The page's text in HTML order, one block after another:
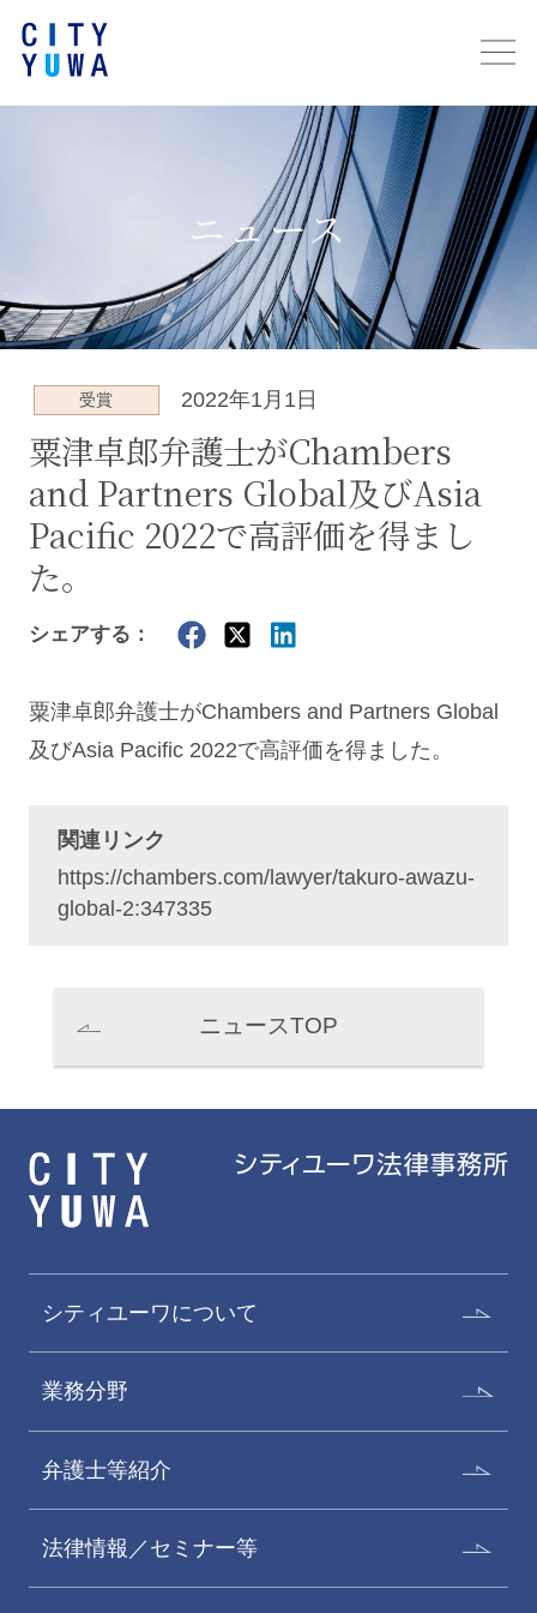
ニュース
受賞 2022年1月1日
粟津卓郎弁護士がChambers
and Partners Global及びAsia
Pacific 2022で高評価を得まし
た。
シェアする：
粟津卓郎弁護士がChambers and Partners Global
及びAsia Pacific 2022で高評価を得ました。
関連リンク
https://chambers.com/lawyer/takuro-awazu-
global-2:347335
ニュースTOP
シティユーワについて
業務分野
弁護士等紹介
法律情報／セミナー等